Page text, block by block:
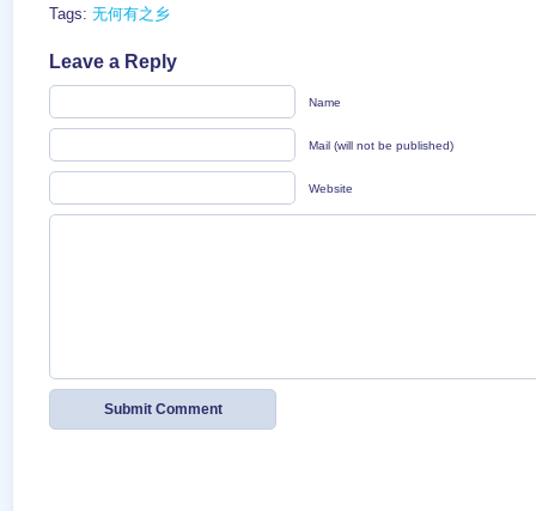
Tags: 无何有之乡
Leave a Reply
Name
Mail (will not be published)
Website